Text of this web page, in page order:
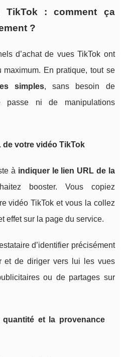
TikTok : comment ça
?
d’achat de vues TikTok ont
En pratique, tout se
simples, sans besoin de
passe ni de manipulations
de votre vidéo TikTok
à indiquer le lien URL de la
booster. Vous copiez
vidéo TikTok et vous la collez
effet sur la page du service.
d’identifier précisément
et de diriger vers lui les vues
ou de partages sur
et la provenance